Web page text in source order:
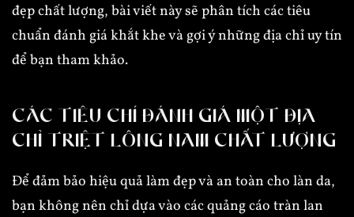
đẹp chất lượng, bài viết này sẽ phân tích các tiêu
chuẩn đánh giá khắt khe và gợi ý những địa chỉ uy tín
để bạn tham khảo.
CÁC TIÊU CHÍ ĐÁNH GIÁ MỘT ĐỊA
CHỈ TRIỆT LÔNG NAM CHẤT LƯỢNG
Để đảm bảo hiệu quả làm đẹp và an toàn cho làn da,
bạn không nên chỉ dựa vào các quảng cáo tràn lan